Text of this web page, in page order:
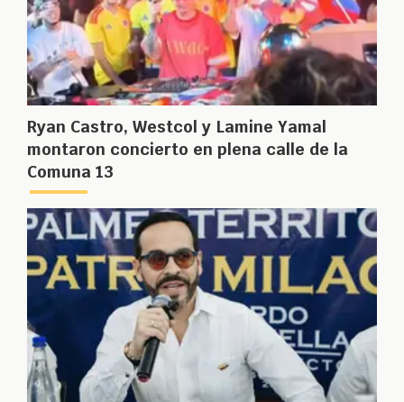
Ryan Castro, Westcol y Lamine Yamal
montaron concierto en plena calle de la
Comuna 13